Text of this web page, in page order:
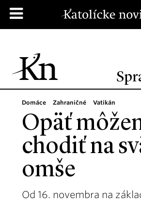
Domáce Zahraničné Vatikán
Opäť
chodiť na
omše
Od 16. novembra na